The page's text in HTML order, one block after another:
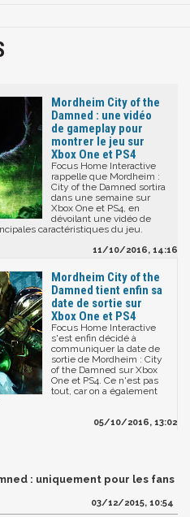
Mordheim City of the
Damned : une vidéo
de gameplay pour
montrer le jeu sur
Xbox One et PS4
Focus Home Interactive
rappelle que Mordheim :
City of the Damned sortira
dans une semaine sur
Xbox One et PS4, en
dévoilant une vidéo de
caractéristiques du jeu.
11/10/2016, 14:16
Mordheim City of the
Damned tient enfin sa
date de sortie sur
Xbox One et PS4
Focus Home Interactive
s'est enfin décidé à
communiquer la date de
sortie de Mordheim : City
of the Damned sur Xbox
One et PS4. Ce n'est pas
tout, car on a également
05/10/2016, 13:02
: uniquement pour les fans
03/12/2015, 10:54